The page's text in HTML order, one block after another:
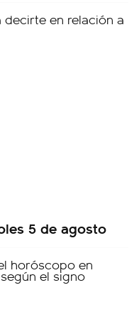
5 de agosto